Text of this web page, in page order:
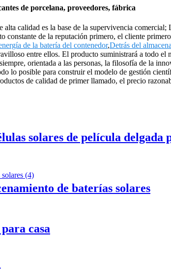
de porcelana, proveedores, fábrica
alta calidad es la base de la supervivencia
constante de la reputación primero, el cliente
de la batería del contenedor,Detrás del
entre ellos. El producto suministrará a todo
orientada a las personas, la filosofía de la
lo posible para construir el modelo de gestión
de calidad de primer llamado, el precio
solares de película delgada
de baterías solares
casa